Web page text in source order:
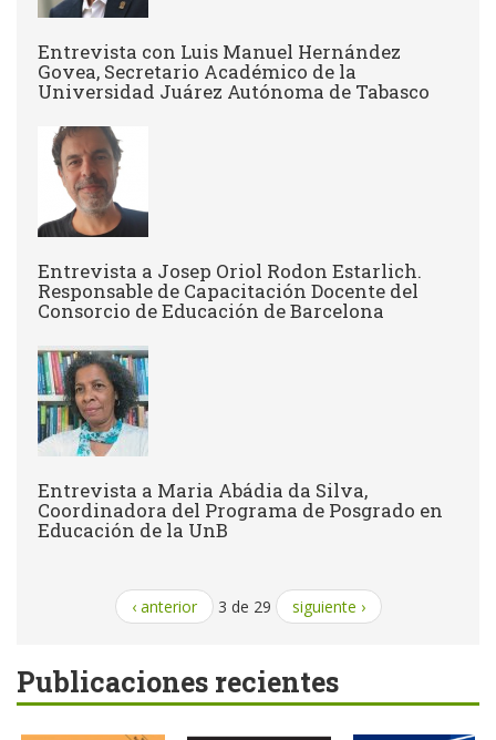
Entrevista con Luis Manuel Hernández
Govea, Secretario Académico de la
Universidad Juárez Autónoma de Tabasco
Entrevista a Josep Oriol Rodon Estarlich.
Responsable de Capacitación Docente del
Consorcio de Educación de Barcelona
Entrevista a Maria Abádia da Silva,
Coordinadora del Programa de Posgrado en
Educación de la UnB
‹ anterior 3 de 29 siguiente ›
Publicaciones recientes